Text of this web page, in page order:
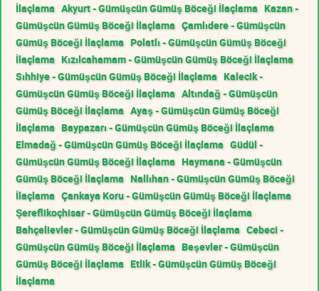
İlaçlama Akyurt - Gümüşcün Gümüş Böceği İlaçlama Kazan -
Gümüşcün Gümüş Böceği İlaçlama Çamlıdere - Gümüşcün
Gümüş Böceği İlaçlama Polatlı - Gümüşcün Gümüş Böceği
İlaçlama Kızılcahamam - Gümüşcün Gümüş Böceği İlaçlama
Sıhhiye - Gümüşcün Gümüş Böceği İlaçlama Kalecik -
Gümüşcün Gümüş Böceği İlaçlama Altındağ - Gümüşcün
Gümüş Böceği İlaçlama Ayaş - Gümüşcün Gümüş Böceği
İlaçlama Baypazarı - Gümüşcün Gümüş Böceği İlaçlama
Elmadağ - Gümüşcün Gümüş Böceği İlaçlama Güdül -
Gümüşcün Gümüş Böceği İlaçlama Haymana - Gümüşcün
Gümüş Böceği İlaçlama Nallıhan - Gümüşcün Gümüş Böceği
İlaçlama Çankaya Koru - Gümüşcün Gümüş Böceği İlaçlama
Şereflikoçhisar - Gümüşcün Gümüş Böceği İlaçlama
Bahçelievler - Gümüşcün Gümüş Böceği İlaçlama Cebeci -
Gümüşcün Gümüş Böceği İlaçlama Beşevler - Gümüşcün
Gümüş Böceği İlaçlama Etlik - Gümüşcün Gümüş Böceği
İlaçlama